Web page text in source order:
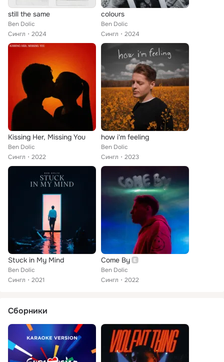
still the same
Ben Dolic
Сингл
2024
colours
Ben Dolic
Сингл
2024
Kissing Her, Missing You
Ben Dolic
Сингл
2022
how i'm feeling
Ben Dolic
Сингл
2023
Stuck in My Mind
Ben Dolic
Сингл
2021
Come By
Ben Dolic
Сингл
2022
Сборники